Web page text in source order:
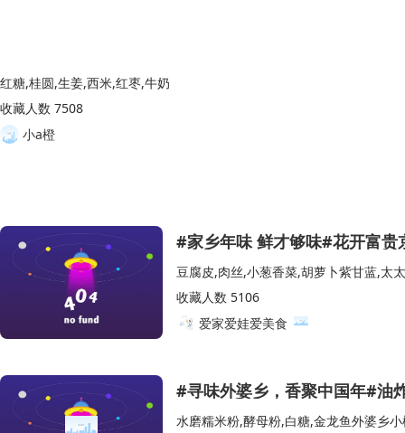
红糖,桂圆,生姜,西米,红枣,牛奶
收藏人数 7508
小a橙
#家乡年味 鲜才够味#花开富贵
收藏人数 5106
爱家爱娃爱美食
#寻味外婆乡，香聚中国年#油
水磨糯米粉,酵母粉,白糖,金龙鱼外婆乡